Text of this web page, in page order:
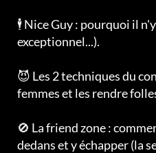
🕴️ Nice Guy : pourquoi il
exceptionnel...).
😈 Les 2 techniques du
femmes et les rendre
🚫 La friend zone :
dedans et y échapper (la